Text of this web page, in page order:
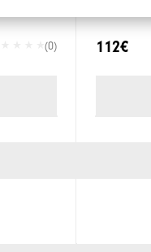
(0) 112€